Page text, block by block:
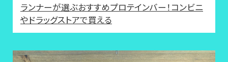
ランナーが選ぶおすすめプロテインバー！コンビニ
やドラッグストアで買える